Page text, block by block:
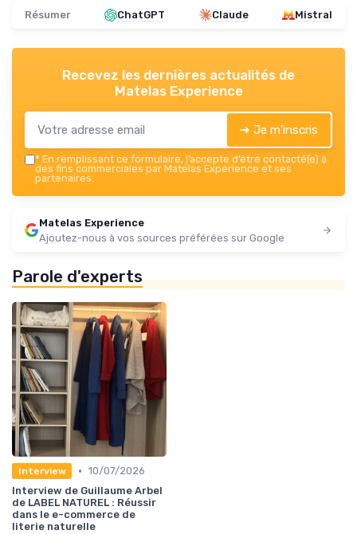
Résumer ChatGPT Claude Mistral
Recevez les dernières actualités de
Matelas Experience
➔ Je m'inscris
* En remplissant ce formulaire, j’accepte d’être contacté(e) à
des fins commerciales par Matelas Experience et ses
partenaires.
Matelas Experience
Ajoutez-nous à vos sources préférées sur Google
Parole d'experts
Interview • 10/07/2026
Interview de Guillaume Arbel
de LABEL NATUREL : Réussir
dans le e-commerce de
literie naturelle